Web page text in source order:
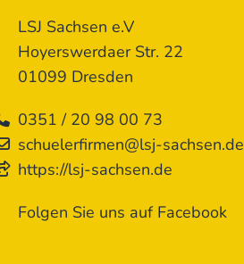
LSJ Sachsen e.V
Hoyerswerdaer Str. 22
01099 Dresden
0351 / 20 98 00 73
schuelerfirmen@lsj-sachsen.de
https://lsj-sachsen.de
Folgen Sie uns auf Facebook